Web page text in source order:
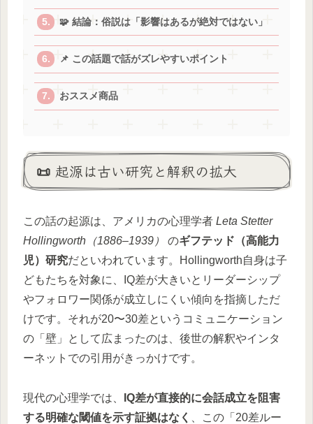
🧩 結論：俗説は「影響はあるが絶対ではない」
📌 この話題で話がズレやすいポイント
おススメ商品
📜 起源は古い研究と解釈の拡大
この話の起源は、アメリカの心理学者 Leta Stetter
Hollingworth（1886–1939）
のギフテッド（高能力
児）研究だといわれています。Hollingworth自身は子
どもたちを対象に、IQ差が大きいとリーダーシップ
やフォロワー関係が成立しにくい傾向を指摘しただ
けです。それが20〜30差というコミュニケーション
の「壁」として広まったのは、後世の解釈やインタ
ーネットでの引用がきっかけです。
現代の心理学では、
IQ差が直接的に会話成立を阻害
する明確な閾値を示す証拠はなく
、この「20差ルー